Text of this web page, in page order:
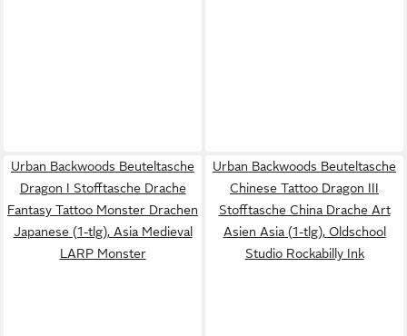
Urban Backwoods Beuteltasche
Dragon I Stofftasche Drache
Fantasy Tattoo Monster Drachen
Japanese (1-tlg), Asia Medieval
LARP Monster
Urban Backwoods Beuteltasche
Chinese Tattoo Dragon III
Stofftasche China Drache Art
Asien Asia (1-tlg), Oldschool
Studio Rockabilly Ink